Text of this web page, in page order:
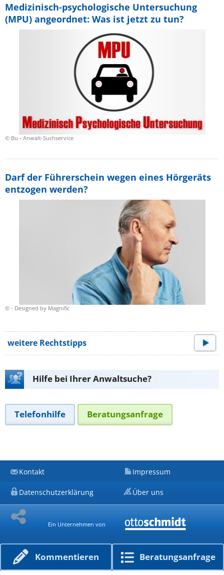
© Bu - Anwalt-Suchservice
Medizinisch-psychologische Untersuchung
(MPU) angeordnet: Was ist jetzt zu tun?
© - Designed by Magnific
Darf der Führerschein wegen eines Hörgeräts
entzogen werden?
weitere Rechtstipps
Hilfe bei Ihrer Anwaltsuche?
Telefonhilfe Beratungsanfrage
Kommen­tieren Beratungs­anfrage
Kontakt Impressum
Datenschutzerklärung Über uns
Ein Unternehmen von